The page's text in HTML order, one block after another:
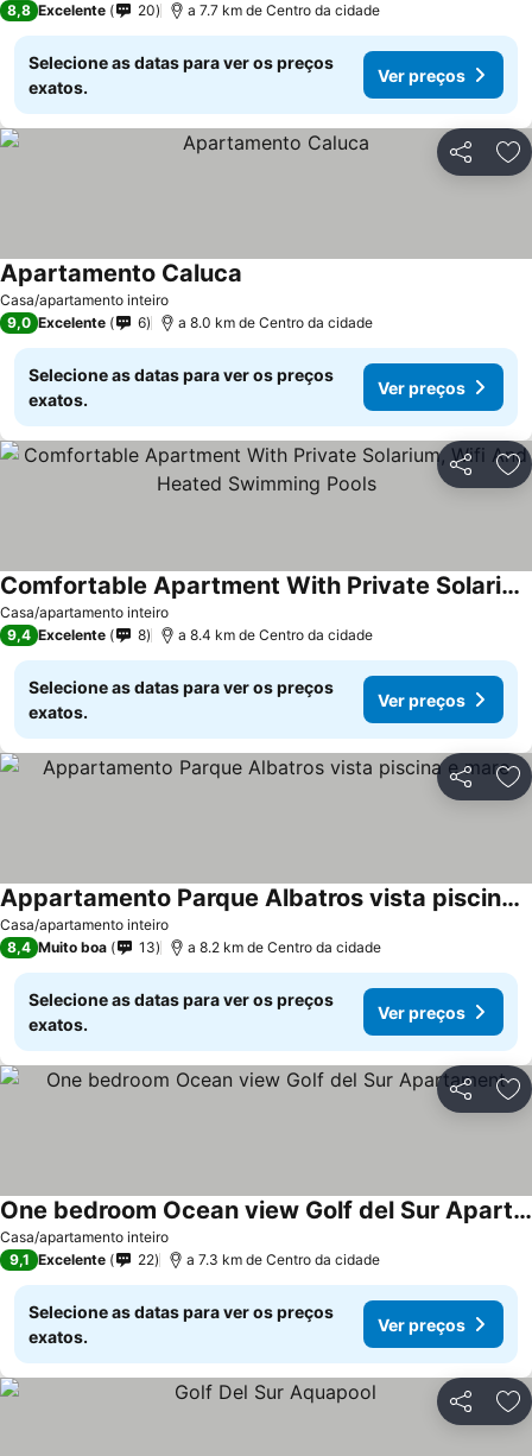
8,8 Excelente 20 a 7.7 km de Centro da cidade
Selecione as datas para ver os preços
exatos.
Ver preços
Partilhar
Casa/apartamento inteiro
Apartamento Caluca
9,0 Excelente 6 a 8.0 km de Centro da cidade
Selecione as datas para ver os preços
exatos.
Ver preços
Partilhar
Casa/apartamento inteiro
Comfortable Apartment With Private Solarium, Wifi And Heated Swimming Pools
Ver preços
9,4 Excelente 8 a 8.4 km de Centro da cidade
Selecione as datas para ver os preços
exatos.
Ver preços
Partilhar
Casa/apartamento inteiro
Appartamento Parque Albatros vista piscina e mare
Ver preços
8,4 Muito boa 13 a 8.2 km de Centro da cidade
Selecione as datas para ver os preços
exatos.
Ver preços
Partilhar
Casa/apartamento inteiro
One bedroom Ocean view Golf del Sur Apartament
Ver preços
9,1 Excelente 22 a 7.3 km de Centro da cidade
Selecione as datas para ver os preços
exatos.
Ver preços
Partilhar